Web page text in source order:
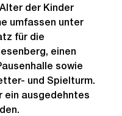
der Kinder
umfassen unter
für die
einen
sowie
und Spielturm.
ein ausgedehntes